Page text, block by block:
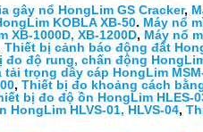
gây nổ HongLim GS Cracker,
KOBLA XB-50. Máy nổ
XB-1000D, XB-1200D, Máy nổ
Thiết bị cảnh báo động đất
đo độ rung, chấn động
trọng dây cáp HongLim
, Thiết bị đo khoảng cách
bị đo độ ồn HongLim HLES-
HLVS-01, HLVS-04,